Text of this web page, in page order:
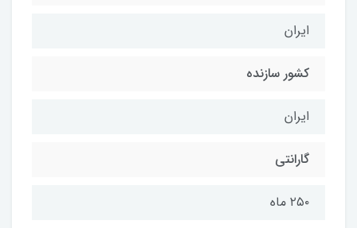
ایران
کشور سازنده
ایران
گارانتی
۲۵۰ ماه